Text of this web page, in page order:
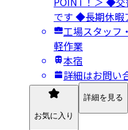
です ◆長期休
工場スタッフ
軽作業
本宿
詳細はお問い
お気に入り
詳細を見る